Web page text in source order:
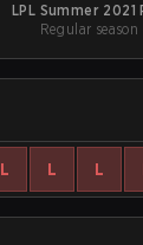
LPL Summer
Regular
L L L